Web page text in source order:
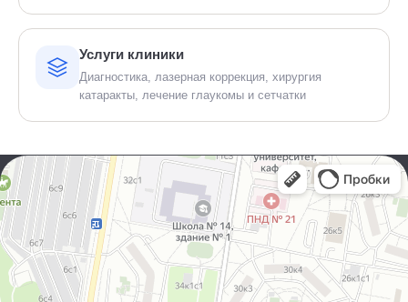
Услуги клиники
Диагностика, лазерная коррекция, хирургия
катаракты, лечение глаукомы и сетчатки